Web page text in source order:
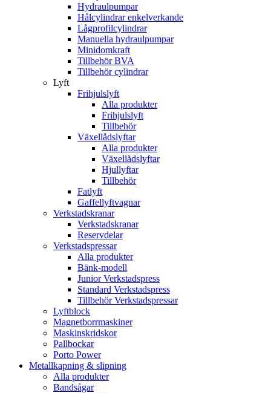
Hydraulpumpar
Hålcylindrar enkelverkande
Lågprofilcylindrar
Manuella hydraulpumpar
Minidomkraft
Tillbehör BVA
Tillbehör cylindrar
Lyft
Frihjulslyft
Alla produkter
Frihjulslyft
Tillbehör
Växellådslyftar
Alla produkter
Växellådslyftar
Hjullyftar
Tillbehör
Fatlyft
Gaffellyftvagnar
Verkstadskranar
Verkstadskranar
Reservdelar
Verkstadspressar
Alla produkter
Bänk-modell
Junior Verkstadspress
Standard Verkstadspress
Tillbehör Verkstadspressar
Lyftblock
Magnetborrmaskiner
Maskinskridskor
Pallbockar
Porto Power
Metallkapning & slipning
Alla produkter
Bandsågar